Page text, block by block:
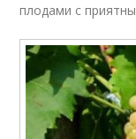
плодами с